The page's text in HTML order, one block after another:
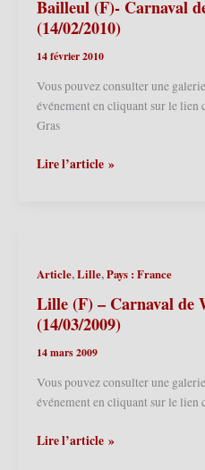
(13/03/2010)
Bailleul (F)- Carnaval
(14/02/2010)
14 février 2010
Vous pouvez consulter une
événement en cliquant sur le lien
Gras
Bailleul
2010
(14/02/2010)
Lire l’article »
Article,Lille,Pays : France
Lille (F) – Carnaval de
(14/03/2009)
14 mars 2009
Vous pouvez consulter une
événement en cliquant sur le lien
Lille
Lire l’article »